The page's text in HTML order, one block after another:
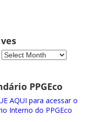
PPGEco
AQUI para acessar o
Interno do PPGEco